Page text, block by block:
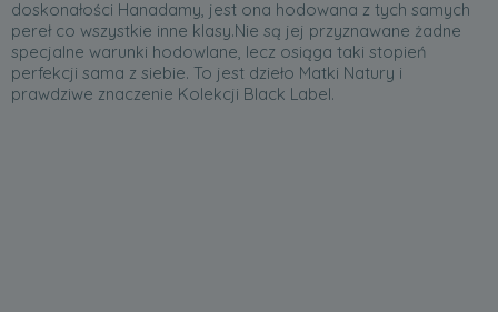
doskonałości Hanadamy, jest ona hodowana z tych samych
pereł co wszystkie inne klasy.Nie są jej przyznawane żadne
specjalne warunki hodowlane, lecz osiąga taki stopień
perfekcji sama z siebie. To jest dzieło Matki Natury i
prawdziwe znaczenie Kolekcji Black Label.